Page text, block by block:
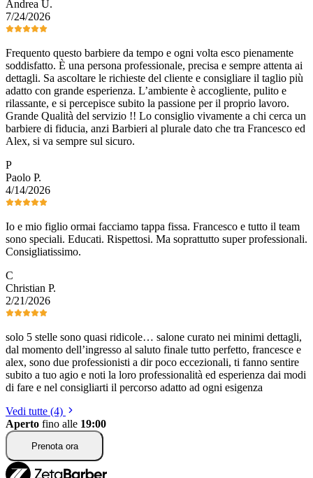
Andrea U.
7/24/2026
Frequento questo barbiere da tempo e ogni volta esco pienamente
soddisfatto. È una persona professionale, precisa e sempre attenta ai
dettagli. Sa ascoltare le richieste del cliente e consigliare il taglio più
adatto con grande esperienza. L’ambiente è accogliente, pulito e
rilassante, e si percepisce subito la passione per il proprio lavoro.
Grande Qualità del servizio !! Lo consiglio vivamente a chi cerca un
barbiere di fiducia, anzi Barbieri al plurale dato che tra Francesco ed
Alex, si va sempre sul sicuro.
P
Paolo P.
4/14/2026
Io e mio figlio ormai facciamo tappa fissa. Francesco e tutto il team
sono speciali. Educati. Rispettosi. Ma soprattutto super professionali.
Consigliatissimo.
C
Christian P.
2/21/2026
solo 5 stelle sono quasi ridicole… salone curato nei minimi dettagli,
dal momento dell’ingresso al saluto finale tutto perfetto, francesce e
alex, sono due professionisti a dir poco eccezionali, ti fanno sentire
subito a tuo agio e noti la loro professionalità ed esperienza dai modi
di fare e nel consigliarti il percorso adatto ad ogni esigenza
Vedi tutte (4)
Aperto fino alle 19:00
Prenota ora